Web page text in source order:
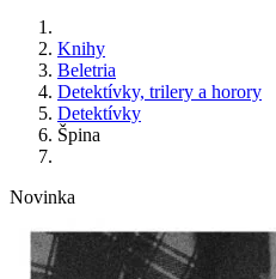
Knihy
Beletria
Detektívky, trilery a horory
Detektívky
Špina
Novinka